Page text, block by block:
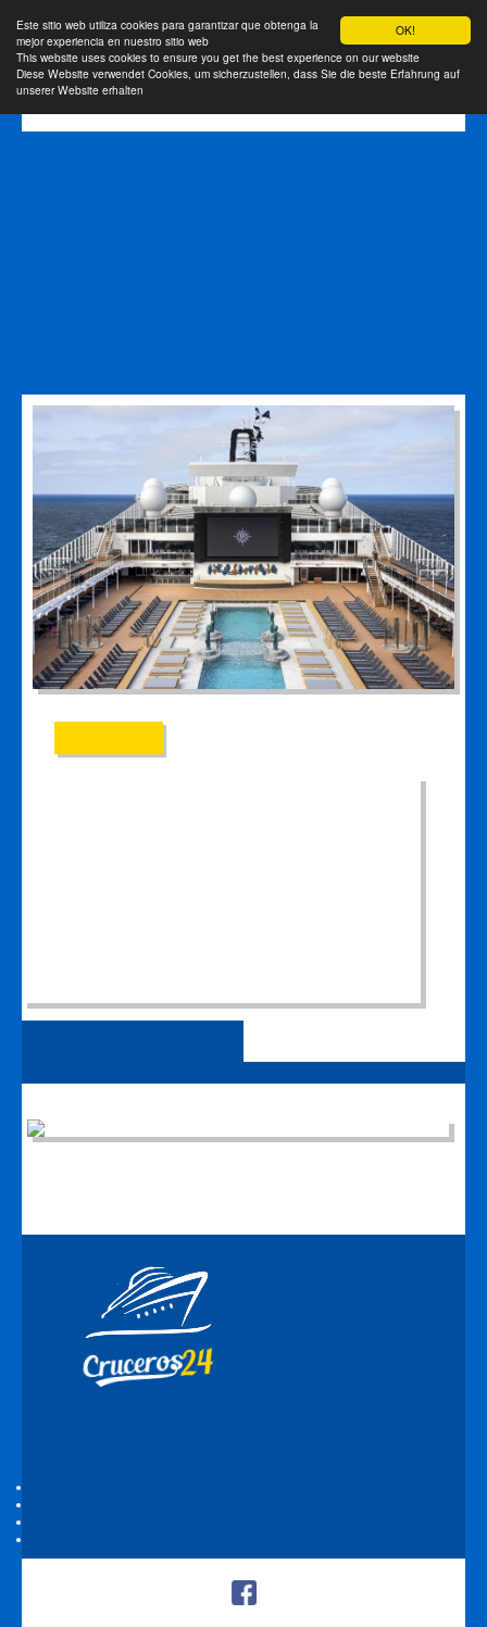
OK!
Este sitio web utiliza cookies para garantizar que obtenga la
mejor experiencia en nuestro sitio web
This website uses cookies to ensure you get the best experience on our website
Diese Website verwendet Cookies, um sicherzustellen, dass Sie die beste Erfahrung auf
unserer Website erhalten